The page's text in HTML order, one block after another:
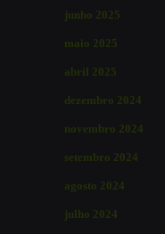
junho 2025
maio 2025
abril 2025
dezembro 2024
novembro 2024
setembro 2024
agosto 2024
julho 2024